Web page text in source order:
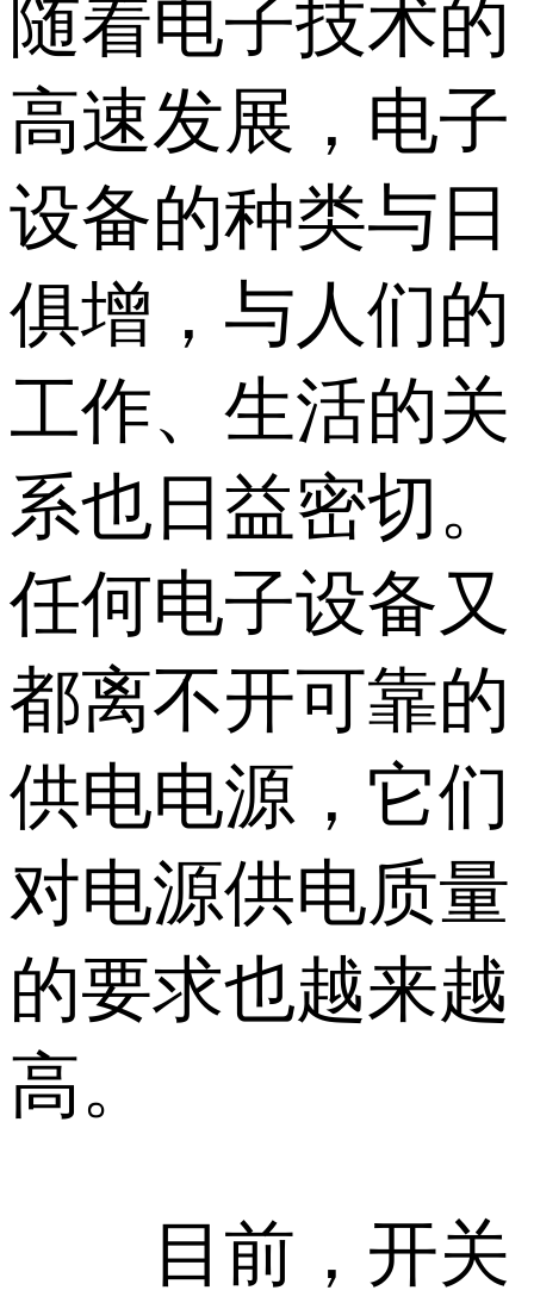
随着电子技术的
高速发展，电子
设备的种类与日
俱增，与人们的
工作、生活的关
系也日益密切。
任何电子设备又
都离不开可靠的
供电电源，它们
对电源供电质量
的要求也越来越
高。
目前，开关